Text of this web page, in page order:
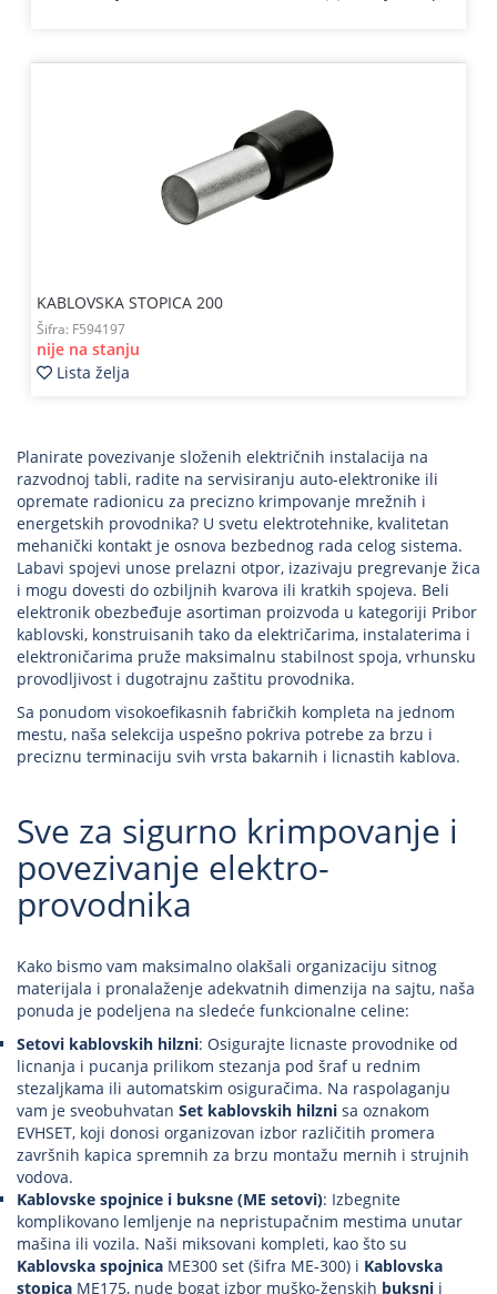
KABLOVSKA STOPICA 200
Šifra: F594197
nije na stanju
Lista želja
Planirate povezivanje složenih električnih instalacija na
razvodnoj tabli, radite na servisiranju auto-elektronike ili
opremate radionicu za precizno krimpovanje mrežnih i
energetskih provodnika? U svetu elektrotehnike, kvalitetan
mehanički kontakt je osnova bezbednog rada celog sistema.
Labavi spojevi unose prelazni otpor, izazivaju pregrevanje žica
i mogu dovesti do ozbiljnih kvarova ili kratkih spojeva. Beli
elektronik obezbeđuje asortiman proizvoda u kategoriji Pribor
kablovski, konstruisanih tako da električarima, instalaterima i
elektroničarima pruže maksimalnu stabilnost spoja, vrhunsku
provodljivost i dugotrajnu zaštitu provodnika.
Sa ponudom visokoefikasnih fabričkih kompleta na jednom
mestu, naša selekcija uspešno pokriva potrebe za brzu i
preciznu terminaciju svih vrsta bakarnih i licnastih kablova.
Sve za sigurno krimpovanje i
povezivanje elektro-
provodnika
Kako bismo vam maksimalno olakšali organizaciju sitnog
materijala i pronalaženje adekvatnih dimenzija na sajtu, naša
ponuda je podeljena na sledeće funkcionalne celine:
Setovi kablovskih hilzni: Osigurajte licnaste provodnike od
licnanja i pucanja prilikom stezanja pod šraf u rednim
stezaljkama ili automatskim osiguračima. Na raspolaganju
vam je sveobuhvatan Set kablovskih hilzni sa oznakom
EVHSET, koji donosi organizovan izbor različitih promera
završnih kapica spremnih za brzu montažu mernih i strujnih
vodova.
Kablovske spojnice i buksne (ME setovi): Izbegnite
komplikovano lemljenje na nepristupačnim mestima unutar
mašina ili vozila. Naši miksovani kompleti, kao što su
Kablovska spojnica ME300 set (šifra ME-300) i Kablovska
stopica ME175, nude bogat izbor muško-ženskih buksni i